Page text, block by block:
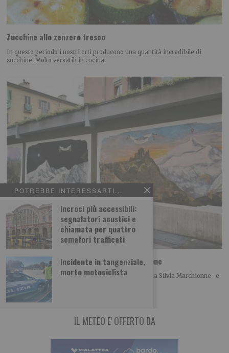
POTREBBE INTERESSARTI...
Incroci più accessibili:
segnalatori acustici e
chiamata per quattro
semafori trafficati
Incidente in tangenziale,
morto motociclista
Zucchine allo zenzero fresco
In questo periodo i nostri orti producono una quantità incredibile di
zucchine. Molto versatili in cucina,
Foto dei lettori: Vedute del/dal Rocciamelone
Ecco le foto di un ciclo di Dipinti Murali realizzati da Silvia Marchionne e
da Gianluca
IL METEO E' OFFERTO DA